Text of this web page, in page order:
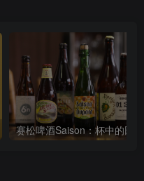
赛松啤酒Saison：杯中的田